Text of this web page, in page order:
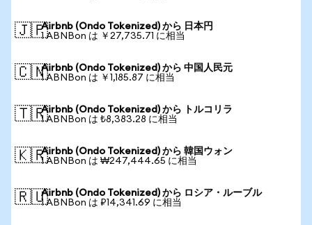
🇯🇵Airbnb (Ondo Tokenized) から 日本円
1 ABNBon は ￥27,735.71 に相当
🇨🇳Airbnb (Ondo Tokenized) から 中国人民元
1 ABNBon は ￥1,185.87 に相当
🇹🇷Airbnb (Ondo Tokenized) から トルコリラ
1 ABNBon は ₺8,383.28 に相当
🇰🇷Airbnb (Ondo Tokenized) から 韓国ウォン
1 ABNBon は ₩247,444.65 に相当
🇷🇺Airbnb (Ondo Tokenized) から ロシア・ルーブル
1 ABNBon は ₽14,341.69 に相当